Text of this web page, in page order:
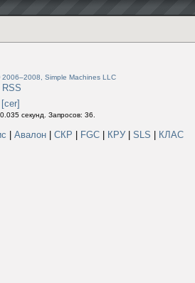
2006–2008, Simple Machines LLC
RSS
[cer]
секунд. Запросов: 36.
Авалон СКР FGC КРУ SLS КЛАС